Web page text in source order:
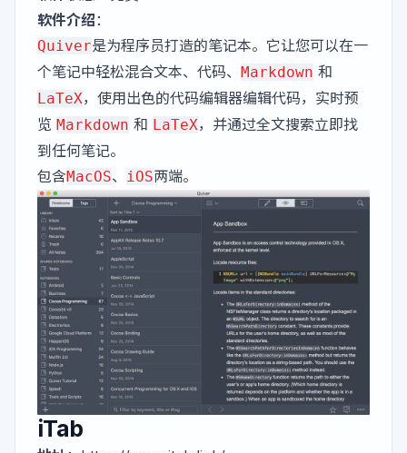
软件介绍：
Quiver是为程序员打造的笔记本。它让您可以在一
个笔记中轻松混合文本、代码、 Markdown 和
LaTeX，使用出色的代码编辑器编辑代码，实时预
览 Markdown 和 LaTeX，并通过全文搜索立即找
到任何笔记。
包含MacOS、 iOS两端。
iTab